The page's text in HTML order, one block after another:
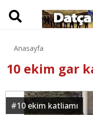
Anasayfa
10 ekim gar
#10 ekim katliamı